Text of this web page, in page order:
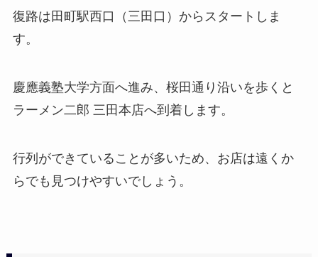
復路は田町駅西口（三田口）からスタートしま
す。
慶應義塾大学方面へ進み、桜田通り沿いを歩くと
ラーメン二郎 三田本店へ到着します。
行列ができていることが多いため、お店は遠くか
らでも見つけやすいでしょう。